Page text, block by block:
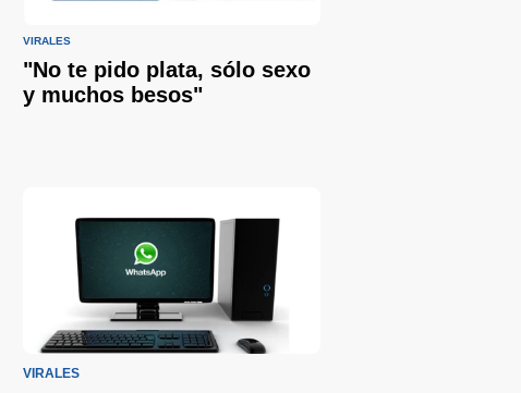
VIRALES
"No te pido plata, sólo sexo
y muchos besos"
VIRALES